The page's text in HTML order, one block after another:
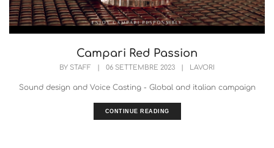
Campari Red Passion
BY STAFF 06 SETTEMBRE 2023 LAVORI
Sound design and Voice Casting - Global and italian campaign
CONTINUE READING